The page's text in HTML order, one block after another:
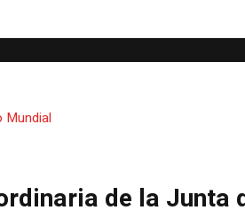
de la Junta